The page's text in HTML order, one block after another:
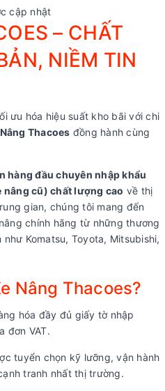
cập nhật
– CHẤT
NIỀM TIN
ưu hóa hiệu suất kho bãi với chi
Thacoes đồng hành cùng
hàng đầu chuyên nhập khẩu
nâng cũ) chất lượng cao về thị
gian, chúng tôi mang đến
chính hãng từ những thương
Komatsu, Toyota, Mitsubishi,
Nâng Thacoes?
hóa đầy đủ giấy tờ nhập
đơn VAT.
tuyển chọn kỹ lưỡng, vận hành
tranh nhất thị trường.